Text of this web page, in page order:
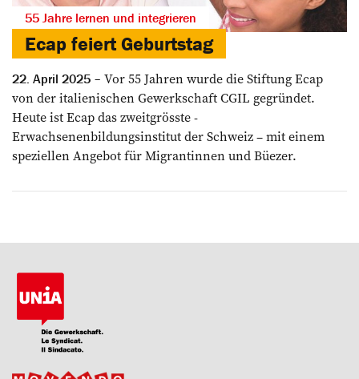
55 Jahre lernen und integrieren
Ecap feiert Geburtstag
22. April 2025
Vor 55 Jahren wurde die ­Stiftung Ecap
von der ­italienischen Gewerkschaft CGIL gegründet.
Heute ist Ecap das zweitgrösste ­
Erwachsenenbildungsinstitut der Schweiz – mit einem
speziellen Angebot für Migrantinnen und Büezer.